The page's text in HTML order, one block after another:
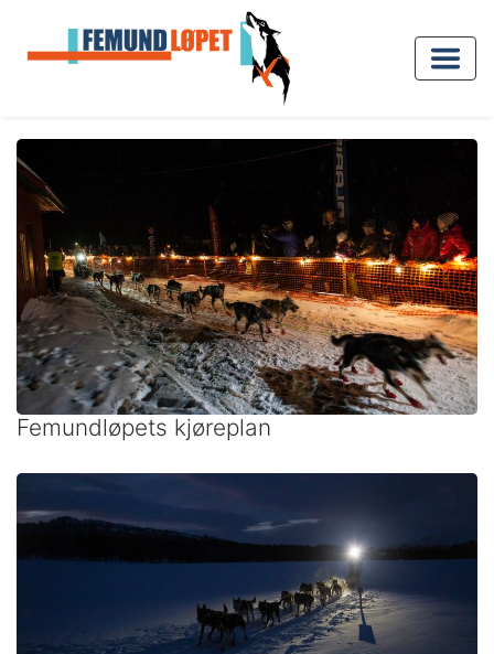
Femundløpets kjøreplan